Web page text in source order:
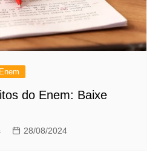
Enem
do Enem: Baixe
28/08/2024